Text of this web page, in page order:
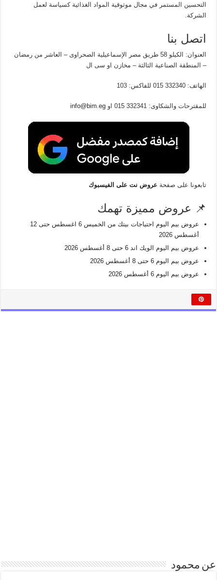
التحسين المستمر في مجال موثوقية المواد الغذائية كسياسة لعمل
الشركة.
اتصل بنا
العنوان: الكيلو 58 طريق مصر الإسماعيلية الصحراوى – العاشر من رمضان
– المنطقة الصناعية الثالثة – مخازن او سى ال
الهاتف: 332340 015 للفاكس: 103
للمقترحات والشكاوى: 332341 015 او info@bim.eg
تابعونا على صفحة عروض نت على الفيسبوك
📌 عروض مميزة تهمك
عروض بيم اليوم احتياجات بيتك من الخميس 6 اغسطس حتى 12
أغسطس 2026
عروض بيم اليوم الويك اند 6 حتى 8 أغسطس 2026
عروض بيم اليوم 6 حتى 8 أغسطس 2026
عروض بيم اليوم 6 أغسطس 2026
عن محمود